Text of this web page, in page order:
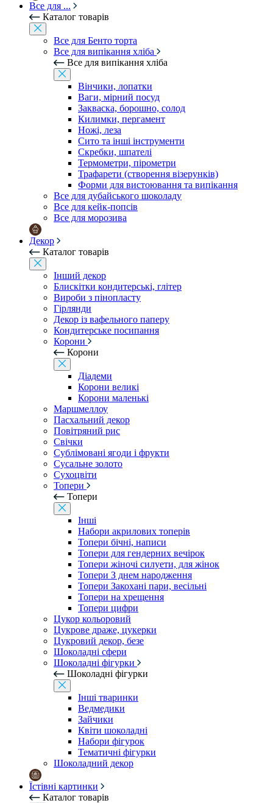
Все для ...
Каталог товарів
Все для Бенто торта
Все для випікання хліба
Все для випікання хліба
Вінчики, лопатки
Ваги, мірний посуд
Закваска, борошно, солод
Килимки, пергамент
Ножі, леза
Сито та інші інструменти
Скребки, шпателі
Термометри, пірометри
Трафарети (створення візерунків)
Форми для вистоювання та випікання
Все для дубайського шоколаду
Все для кейк-попсів
Все для морозива
Декор
Каталог товарів
Інший декор
Блискітки кондитерські, глітер
Вироби з пінопласту
Гірлянди
Декор із вафельного паперу
Кондитерське посипання
Корони
Корони
Діадеми
Корони великі
Корони маленькі
Маршмеллоу
Пасхальний декор
Повітряний рис
Свічки
Сублімовані ягоди і фрукти
Сусальне золото
Сухоцвіти
Топери
Топери
Інші
Набори акрилових топерів
Топери бічні, написи
Топери для гендерних вечірок
Топери жіночі силуети, для жінок
Топери З днем ​​народження
Топери Закохані пари, весільні
Топери на хрещення
Топери цифри
Цукор кольоровий
Цукрове драже, цукерки
Цукровий декор, безе
Шоколадні сфери
Шоколадні фігурки
Шоколадні фігурки
Інші тваринки
Ведмедики
Зайчики
Квіти шоколадні
Набори фігурок
Тематичні фігурки
Шоколадний декор
Їстівні картинки
Каталог товарів